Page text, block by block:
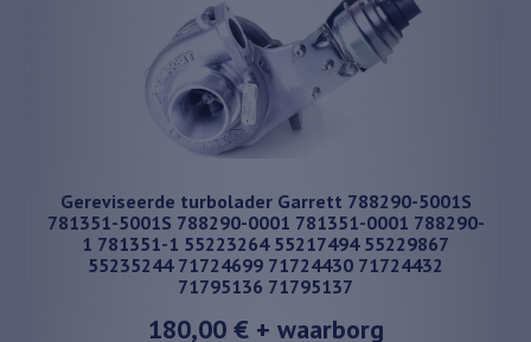
Gereviseerde turbolader Garrett 788290-5001S
781351-5001S 788290-0001 781351-0001 788290-
1 781351-1 55223264 55217494 55229867
55235244 71724699 71724430 71724432
71795136 71795137
180,00 €+ waarborg